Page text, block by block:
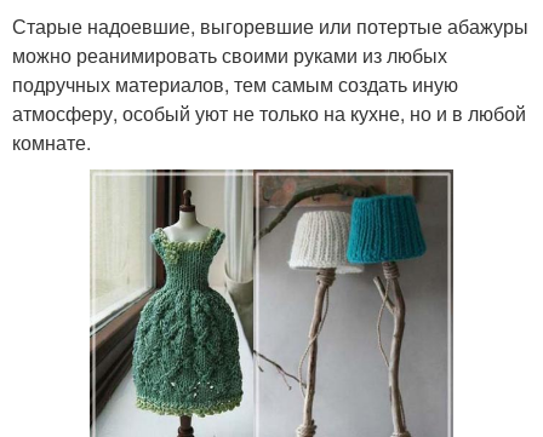
Старые надоевшие, выгоревшие или потертые абажуры
можно реанимировать своими руками из любых
подручных материалов, тем самым создать иную
атмосферу, особый уют не только на кухне, но и в любой
комнате.